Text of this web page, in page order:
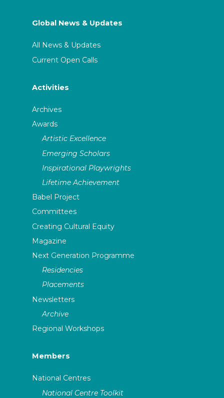
Global News & Updates
All News & Updates
Current Open Calls
Activities
Archives
Awards
Artistic Excellence
Emerging Scholars
Inspirational Playwrights
Lifetime Achievement
Babel Project
Committees
Creating Cultural Equity
Magazine
Next Generation Programme
Residencies
Placements
Newsletters
Archive
Regional Workshops
Members
National Centres
National Centre Toolkit